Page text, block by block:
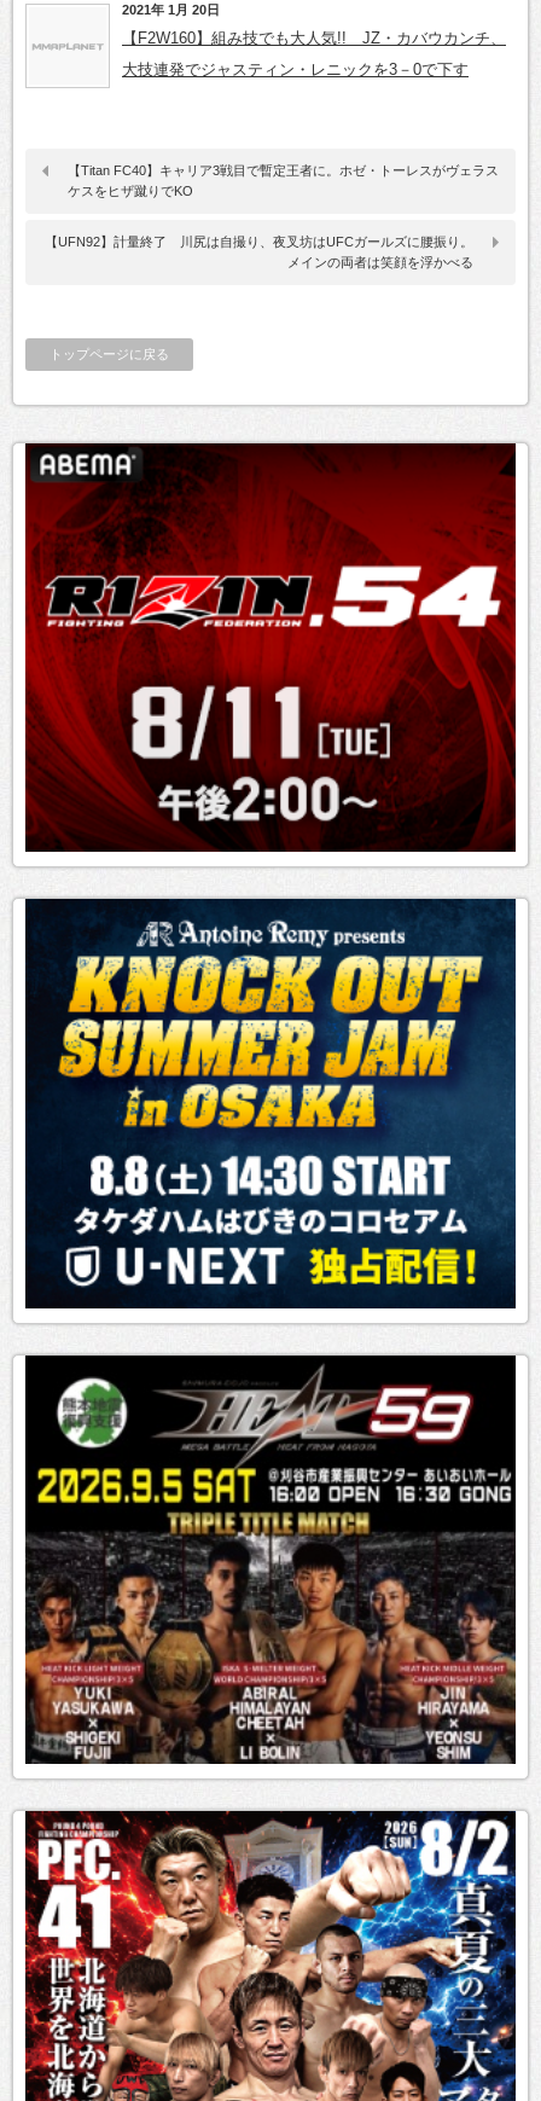
2021年 1月 20日
【F2W160】組み技でも大人気!! JZ・カバウカンチ、
大技連発でジャスティン・レニックを3－0で下す
【Titan FC40】キャリア3戦目で暫定王者に。ホゼ・トーレスがヴェラス
ケスをヒザ蹴りでKO
【UFN92】計量終了 川尻は自撮り、夜叉坊はUFCガールズに腰振り。
メインの両者は笑顔を浮かべる
トップページに戻る